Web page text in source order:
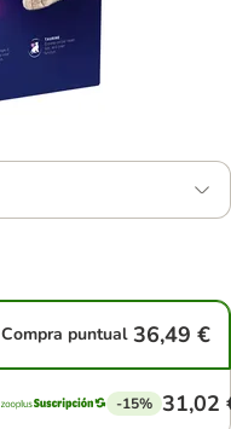
Compra puntual 36,49 €
-15% 31,02